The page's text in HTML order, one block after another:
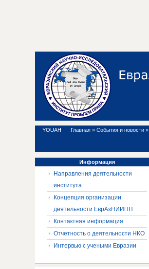
YOUAH Главная » События и новости »
Информация
Направления деятельности
института
Концепция организации
деятельности ЕврАзНИИПП
Контактная информация
Отчетность о деятельности НКО
Интервью с учеными Евразии